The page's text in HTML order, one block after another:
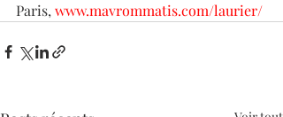
Paris, www.mavrommatis.com/laurier/